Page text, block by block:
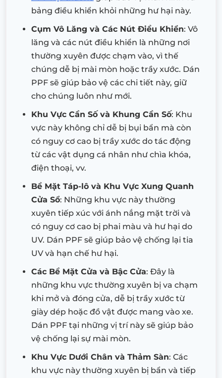
bảng điều khiển khỏi những hư hại này.
Cụm Vô Lăng và Các Nút Điều Khiển: Vô
lăng và các nút điều khiển là những nơi
thường xuyên được chạm vào, vì thế
chúng dễ bị mài mòn hoặc trầy xước. Dán
PPF sẽ giúp bảo vệ các chi tiết này, giữ
cho chúng luôn như mới.
Khu Vực Cần Số và Khung Cần Số: Khu
vực này không chỉ dễ bị bụi bẩn mà còn
có nguy cơ cao bị trầy xước do tác động
từ các vật dụng cá nhân như chìa khóa,
điện thoại, vv.
Bề Mặt Táp-lô và Khu Vực Xung Quanh
Cửa Sổ: Những khu vực này thường
xuyên tiếp xúc với ánh nắng mặt trời và
có nguy cơ cao bị phai màu và hư hại do
UV. Dán PPF sẽ giúp bảo vệ chống lại tia
UV và hạn chế hư hại.
Các Bề Mặt Cửa và Bậc Cửa: Đây là
những khu vực thường xuyên bị va chạm
khi mở và đóng cửa, dễ bị trầy xước từ
giày dép hoặc đồ vật được mang vào xe.
Dán PPF tại những vị trí này sẽ giúp bảo
vệ chống lại sự mài mòn.
Khu Vực Dưới Chân và Thảm Sàn: Các
khu vực này thường xuyên bị bẩn và tiếp